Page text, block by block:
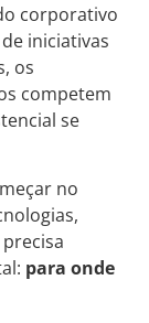
corporativo
iniciativas
os
competem
se
no
para onde